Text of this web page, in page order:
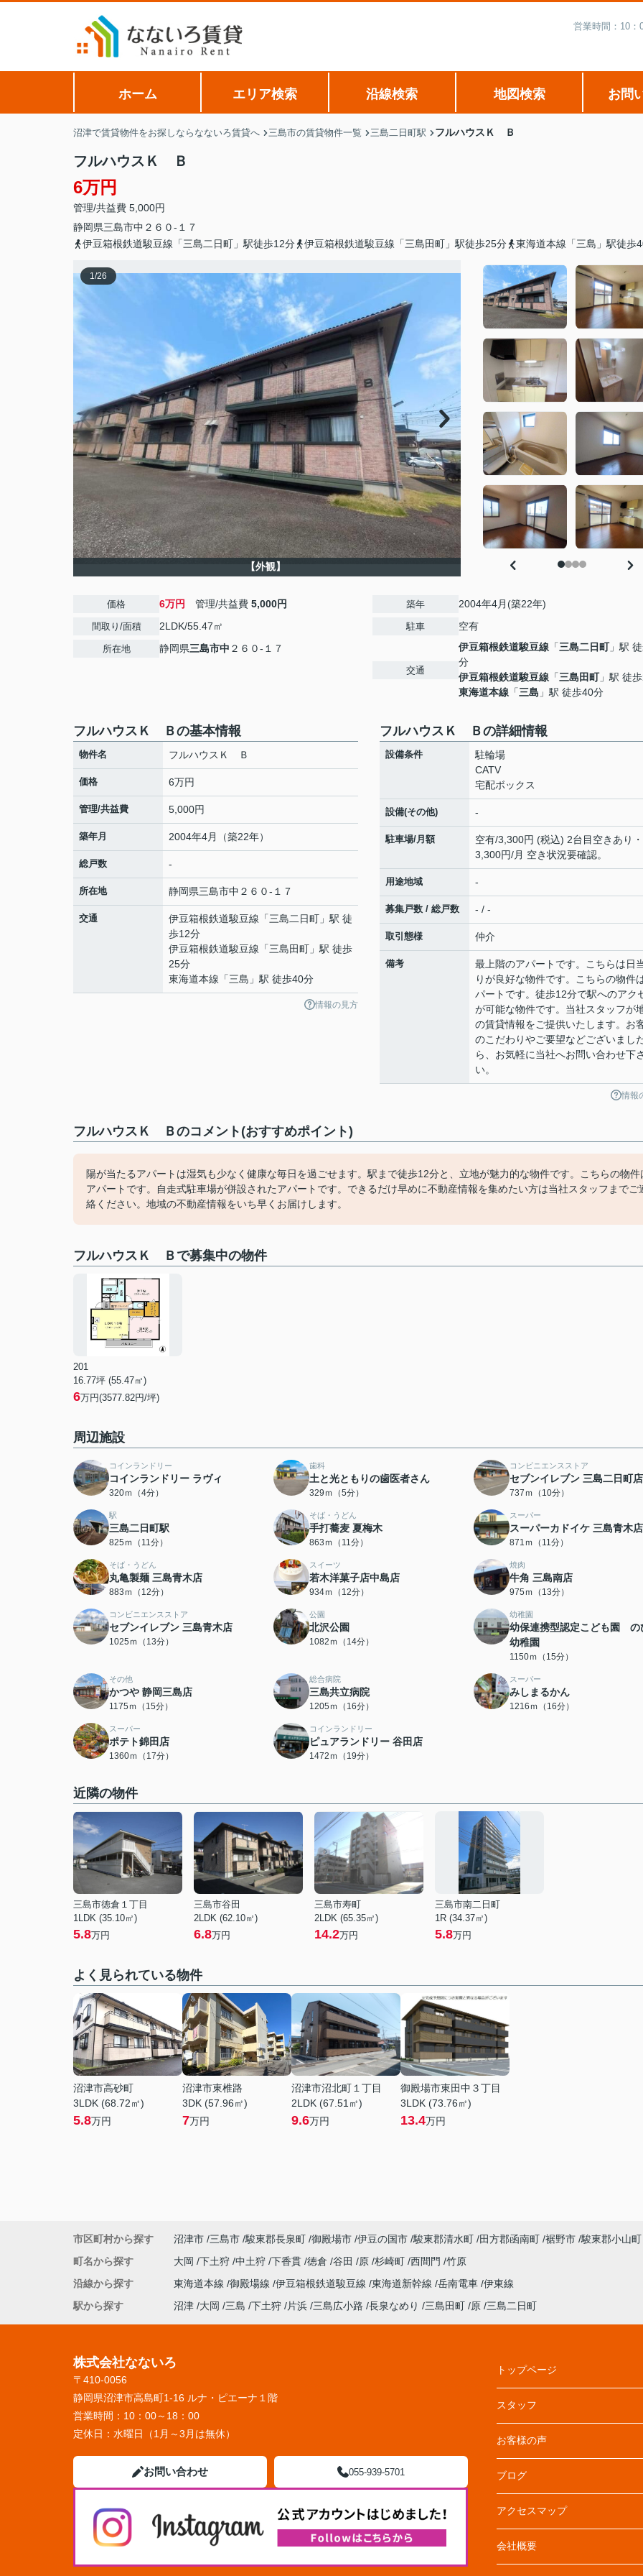
営業時間：10
ホーム エリア検索 沿線検索 地図検索 お問
沼津で賃貸物件をお探しならなないろ賃貸へ 三島市の賃貸物件一覧 三島二日町駅 フルハウスＫ Ｂ
フルハウスＫ Ｂ
6万円
管理/共益費 5,000円
静岡県三島市中 ２６０-１７
伊豆箱根鉄道駿豆線「三島二日町」駅徒歩12分
伊豆箱根鉄道駿豆線「三島田町」駅徒歩25分 東海道本線「三島」駅徒歩
1/26
【外観】
価格 6万円 管理/共益費 5,000円
間取り/面積 2LDK/55.47㎡
所在地 静岡県三島市中 ２６０-１７
築年 2004年4月(築22年)
駐車 空有
交通
伊豆箱根鉄道駿豆線 「三島二日町」駅
分
伊豆箱根鉄道駿豆線 「三島田町」駅 徒
東海道本線 「三島 」駅 徒歩40分
フルハウスＫ Ｂの基本情報
物件名 フルハウスＫ Ｂ
価格 6万円
管理/共益費 5,000円
築年月 2004年4月（築22年）
総戸数 -
所在地 静岡県三島市中 ２６０-１７
交通 伊豆箱根鉄道駿豆線 「三島二日町 」駅 徒
歩12分
伊豆箱根鉄道駿豆線 「三島田町 」駅 徒歩
25分
東海道本線 「三島 」駅 徒歩40分
情報の見方
フルハウスＫ Ｂの詳細情報
設備条件
駐輪場
CATV
宅配ボックス
設備(その他) -
駐車場/月額
空有/3,300円 (税込) 2台目空きあり・
3,300円/月 空き状況要確認。
用途地域 -
募集戸数 / 総戸数 - / -
取引態様 仲介
備考
最上階のアパートです。こちらは日
りが良好な物件です。こちらの物件
パートです。徒歩12分で駅へのアク
が可能な物件です。当社スタッフが
の賃貸情報をご提供いたします。お
のこだわりやご要望などございまし
ら、お気軽に当社へお問い合わせ下
い。
情報
フルハウスＫ Ｂのコメント(おすすめポイント)
陽が当たるアパートは湿気も少なく健康な毎日を過ごせます。駅まで徒歩12分と、立地が魅力的な物件です。こちらの物件
アパートです。自走式駐車場が併設されたアパートです。できるだけ早めに不動産情報を集めたい方は当社スタッフまでご
絡ください。地域の不動産情報をいち早くお届けします。
フルハウスＫ Ｂで募集中の物件
201
16.77坪 (55.47㎡)
6万円(3577.82円/坪)
周辺施設
コインランドリー
コインランドリー ラヴィ
320ｍ（4分）
歯科
土と光ともりの歯医者さん
329ｍ（5分）
コンビニエンスストア
セブンイレブン 三島二日町店
737ｍ（10分）
駅
三島二日町駅
825ｍ（11分）
そば・うどん
手打蕎麦 夏梅木
863ｍ（11分）
スーパー
スーパーカドイケ 三島青木店
871ｍ（11分）
そば・うどん
丸亀製麺 三島青木店
883ｍ（12分）
スイーツ
若木洋菓子店中島店
934ｍ（12分）
焼肉
牛角 三島南店
975ｍ（13分）
コンビニエンスストア
セブンイレブン 三島青木店
1025ｍ（13分）
公園
北沢公園
1082ｍ（14分）
幼稚園
幼保連携型認定こども園 の
幼稚園
1150ｍ（15分）
その他
かつや 静岡三島店
1175ｍ（15分）
総合病院
三島共立病院
1205ｍ（16分）
スーパー
みしまるかん
1216ｍ（16分）
スーパー
ポテト錦田店
1360ｍ（17分）
コインランドリー
ピュアランドリー 谷田店
1472ｍ（19分）
近隣の物件
三島市徳倉１丁目
1LDK (35.10㎡)
5.8万円
三島市谷田
2LDK (62.10㎡)
6.8万円
三島市寿町
2LDK (65.35㎡)
14.2万円
三島市南二日町
1R (34.37㎡)
5.8万円
よく見られている物件
沼津市高砂町
3LDK (68.72㎡)
5.8万円
沼津市東椎路
3DK (57.96㎡)
7万円
沼津市沼北町１丁目
2LDK (67.51㎡)
9.6万円
御殿場市東田中３丁目
3LDK (73.76㎡)
13.4万円
市区町村から探す 沼津市 三島市 駿東郡長泉町 御殿場市 伊豆の国市 駿東郡清水町 田方郡函南町 裾野市 駿東郡小山町
町名から探す
大岡 下土狩 中土狩 下香貫 徳倉 谷田 原 杉崎町 西間門
竹原
沿線から探す
東海道本線 御殿場線 伊豆箱根鉄道駿豆線 東海道新幹線 岳南電車 伊東線
駅から探す
沼津 大岡 三島 下土狩 片浜 三島広小路 長泉なめり 三島田町 原 三島二日町
株式会社なないろ
〒410-0056
静岡県沼津市高島町1-16 ルナ・ピエーナ１階
営業時間： 10：00～18：00
定休日： 水曜日（1月～3月は無休）
お問い合わせ 055-939-5701
トップページ
スタッフ
お客様の声
ブログ
アクセスマップ
会社概要